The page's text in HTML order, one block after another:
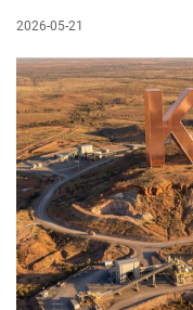
2026-05-21